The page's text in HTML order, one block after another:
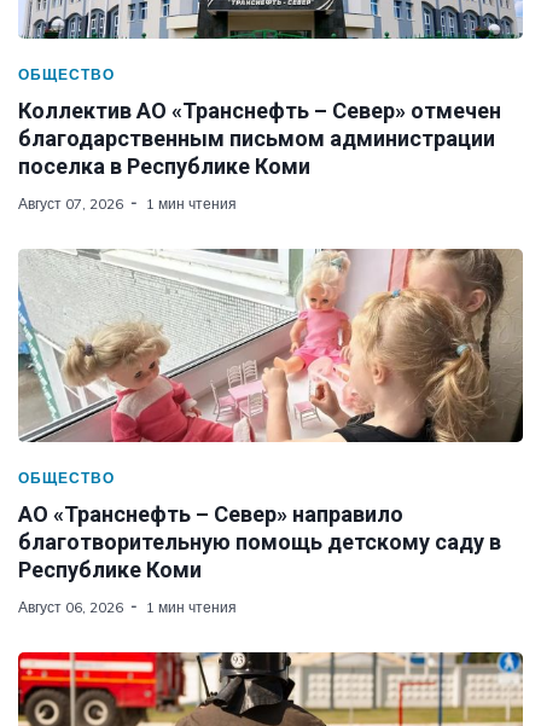
ОБЩЕСТВО
Коллектив АО «Транснефть – Север» отмечен
благодарственным письмом администрации
поселка в Республике Коми
Август 07, 2026 1 мин чтения
ОБЩЕСТВО
АО «Транснефть – Север» направило
благотворительную помощь детскому саду в
Республике Коми
Август 06, 2026 1 мин чтения